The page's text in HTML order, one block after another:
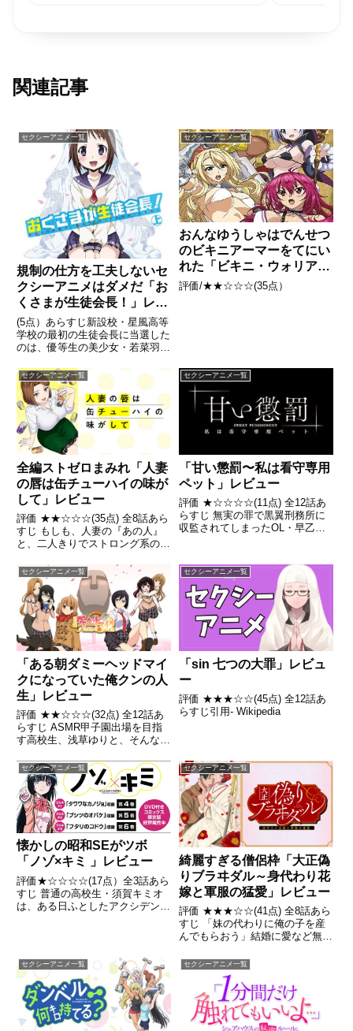
関連記事
セクシーアニメ一覧
規制の仕方を工夫しないセ
クシーアニメはダメだ「お
くさまが生徒会長！」レビ
ュー
(5点）あらすじ新設校・星風高等
学校の最初の生徒会長に当選した
のは、優等生の美少女・若菜羽衣
すぎる羽衣の言動を苦々しく思っ
ていたが、ある日彼女は隼斗の家
へ現れ、彼の嫁になると言い出
す。実は羽衣と隼斗の親同士
が、...
セクシーアニメ一覧
おんなゆうしゃはでんせつ
のビキニアーマーをてにい
れた「ビキニ・ウォリアー
ズ」レビュー
評価/★★☆☆☆(35点）
セクシーアニメ一覧
全編ストゼロまみれ「人妻
の唇は缶チューハイの味が
して」レビュー
評価 ★★☆☆☆(35点) 全8話あら
すじ もしも、人妻の『あの人』
と、二人きりでストロング系の缶
が訪れたら…自堕落な生活を送る
大学生のツヨシ 引用- Wikipedia
セクシーアニメ一覧
「甘い懲罰〜私は看守専用
ペット」レビュー
評価 ★☆☆☆☆(11点) 全12話あ
らすじ 無実の罪で黒翼刑務所に
収監されてしまったOL・早乙女
セクシーアニメ一覧
「ある朝ダミーヘッドマイ
クになっていた俺クンの人
生」レビュー
評価 ★★☆☆☆(32点) 全12話あ
らすじ ASMR甲子園出場を目指
す高校生、浅草ゆりと、そんな彼
ぱんだゆりとぱんだ引用-
Wikipedia
セクシーアニメ一覧
「sin 七つの大罪」レビュ
ー
評価 ★★★☆☆(45点) 全12話あ
らすじ引用- Wikipedia
セクシーアニメ一覧
懐かしの昭和SEがツボ
「ノゾ×キミ 」レビュー
評価★☆☆☆☆(17点）全3話あら
すじ 普通の高校生・須賀キミオ
は、ある日ふとしたアクシデント
同じマンションに住むクラスメイ
ト・小嶺ノゾミであった。ノ...
セクシーアニメ一覧
綺麗すぎる僧侶枠「大正偽
りブラヰダル～身代わり花
嫁と軍服の猛愛」レビュー
評価 ★★★☆☆(41点) 全8話あら
すじ 「妹の代わりに俺の子を産
んでもらおう」結婚に愛など無
を知るまで――引用- Wikipedia
セクシーアニメ一覧 セクシーアニメ一覧